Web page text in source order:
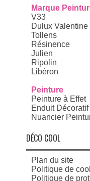
Marque
V33
Dulux Valentine
Tollens
Résinence
Julien
Ripolin
Libéron
Peinture
Peinture à Effet
Enduit Décoratif
Nuancier
DÉCO COOL
Plan du site
Politique de
Politique de